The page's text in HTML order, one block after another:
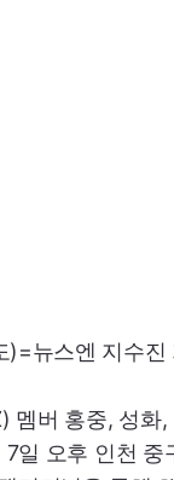
)=뉴스엔 지수진
멤버 홍중, 성화
일 오후 인천 중